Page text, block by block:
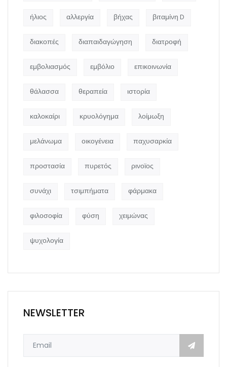
ήλιος αλλεργία βήχας βιταμίνη D
διακοπές διαπαιδαγώγηση διατροφή
εμβολιασμός εμβόλιο επικοινωνία
θάλασσα θεραπεία ιστορία
καλοκαίρι κρυολόγημα λοίμωξη
μελάνωμα οικογένεια παχυσαρκία
προστασία πυρετός ρινοϊος
συνάχι τσιμπήματα φάρμακα
φιλοσοφία φύση χειμώνας
ψυχολογία
NEWSLETTER